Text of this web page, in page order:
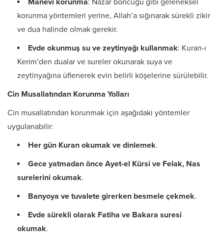
Manevi korunma: Nazar boncuğu gibi geleneksel
korunma yöntemleri yerine, Allah’a sığınarak sürekli zikir
ve dua halinde olmak gerekir.
Evde okunmuş su ve zeytinyağı kullanmak: Kuran-ı
Kerim’den dualar ve sureler okunarak suya ve
zeytinyağına üflenerek evin belirli köşelerine sürülebilir.
Cin Musallatından Korunma Yolları
Cin musallatından korunmak için aşağıdaki yöntemler
uygulanabilir:
Her gün Kuran okumak ve dinlemek.
Gece yatmadan önce Ayet-el Kürsi ve Felak, Nas
surelerini okumak.
Banyoya ve tuvalete girerken besmele çekmek.
Evde sürekli olarak Fatiha ve Bakara suresi
okumak.